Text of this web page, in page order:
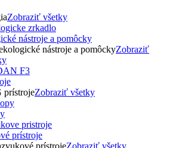
Zobraziť všetky
nástroje a pomôcky
nástroje a pomôckyZobraziť
prístrojeZobraziť všetky
prístroje
prístrojeZobraziť všetky